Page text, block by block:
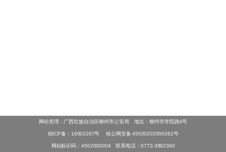
网站管理：广西壮族自治区柳州市公安局 地址：柳州市学院路6号
桂ICP备：10002267号 桂公网安备 45020202000262号
网站标识码：4502000004 联系电话：0772-3892360